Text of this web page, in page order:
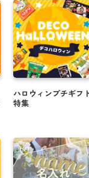
ハロウィンプチギフ
特集